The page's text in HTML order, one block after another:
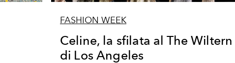
FASHION WEEK
Celine, la sfilata al The Wiltern
di Los Angeles